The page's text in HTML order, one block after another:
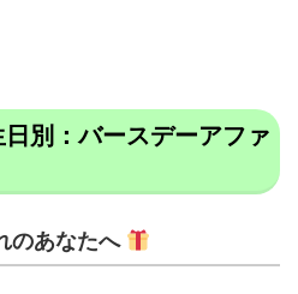
別：バースデーアファ
のあなたへ